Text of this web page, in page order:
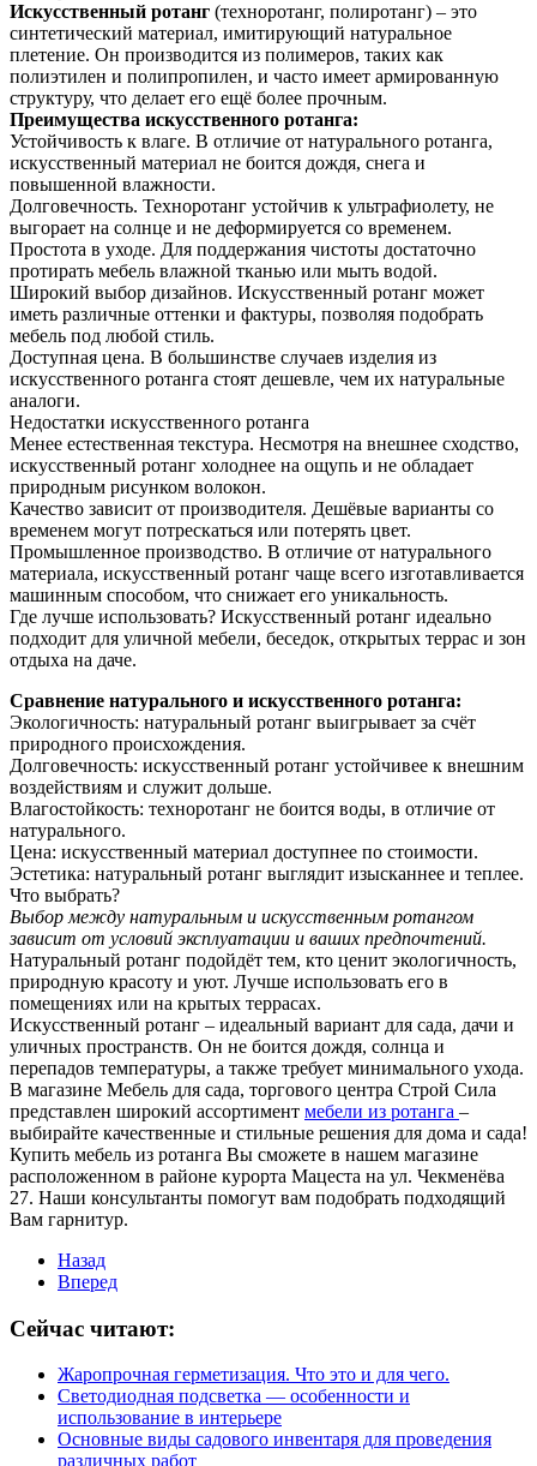
Искусственный ротанг (техноротанг, полиротанг) – это
синтетический материал, имитирующий натуральное
плетение. Он производится из полимеров, таких как
полиэтилен и полипропилен, и часто имеет армированную
структуру, что делает его ещё более прочным.
Преимущества искусственного ротанга:
Устойчивость к влаге. В отличие от натурального ротанга,
искусственный материал не боится дождя, снега и
повышенной влажности.
Долговечность. Техноротанг устойчив к ультрафиолету, не
выгорает на солнце и не деформируется со временем.
Простота в уходе. Для поддержания чистоты достаточно
протирать мебель влажной тканью или мыть водой.
Широкий выбор дизайнов. Искусственный ротанг может
иметь различные оттенки и фактуры, позволяя подобрать
мебель под любой стиль.
Доступная цена. В большинстве случаев изделия из
искусственного ротанга стоят дешевле, чем их натуральные
аналоги.
Недостатки искусственного ротанга
Менее естественная текстура. Несмотря на внешнее сходство,
искусственный ротанг холоднее на ощупь и не обладает
природным рисунком волокон.
Качество зависит от производителя. Дешёвые варианты со
временем могут потрескаться или потерять цвет.
Промышленное производство. В отличие от натурального
материала, искусственный ротанг чаще всего изготавливается
машинным способом, что снижает его уникальность.
Где лучше использовать? Искусственный ротанг идеально
подходит для уличной мебели, беседок, открытых террас и зон
отдыха на даче.
Сравнение натурального и искусственного ротанга:
Экологичность: натуральный ротанг выигрывает за счёт
природного происхождения.
Долговечность: искусственный ротанг устойчивее к внешним
воздействиям и служит дольше.
Влагостойкость: техноротанг не боится воды, в отличие от
натурального.
Цена: искусственный материал доступнее по стоимости.
Эстетика: натуральный ротанг выглядит изысканнее и теплее.
Что выбрать?
Выбор между натуральным и искусственным ротангом
зависит от условий эксплуатации и ваших предпочтений.
Натуральный ротанг подойдёт тем, кто ценит экологичность,
природную красоту и уют. Лучше использовать его в
помещениях или на крытых террасах.
Искусственный ротанг – идеальный вариант для сада, дачи и
уличных пространств. Он не боится дождя, солнца и
перепадов температуры, а также требует минимального ухода.
В магазине Мебель для сада, торгового центра Строй Сила
представлен широкий ассортимент мебели из ротанга –
выбирайте качественные и стильные решения для дома и сада!
Купить мебель из ротанга Вы сможете в нашем магазине
расположенном в районе курорта Мацеста на ул. Чекменёва
27. Наши консультанты помогут вам подобрать подходящий
Вам гарнитур.
Назад
Вперед
Сейчас читают:
Жаропрочная герметизация. Что это и для чего.
Светодиодная подсветка — особенности и
использование в интерьере
Основные виды садового инвентаря для проведения
различных работ